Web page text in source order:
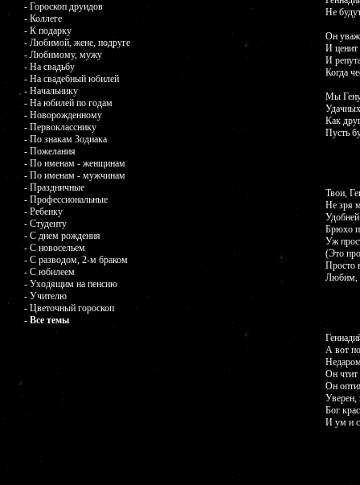
- Гороскоп друидов
- Коллеге
- К подарку
- Любимой, жене, подруге
- Любимому, мужу
- На свадьбу
- На свадебный юбилей
- Начальнику
- На юбилей по годам
- Новорожденному
- Первокласснику
- По знакам Зодиака
- Пожелания
- По именам - женщинам
- По именам - мужчинам
- Праздничные
- Профессиональные
- Ребенку
- Студенту
- С днем рождения
- С новосельем
- С разводом, 2-м браком
- С юбилеем
- Уходящим на пенсию
- Учителю
- Цветочный гороскоп
- Все темы
Не
Он
И ценит
И
Когда
Мы
Как
Пусть
Твои,
Не зря
Брюхо
Уж
(Это
Просто
Любим,
А вот
Он чтит
Он
Уверен,
Бог
И ум и